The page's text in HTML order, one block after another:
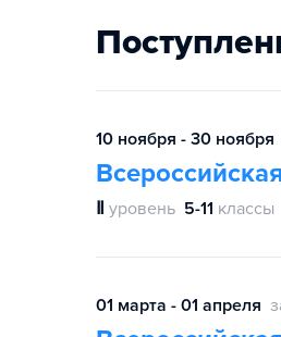
10 ноября - 30 ноября
Ⅱ уровень 5-11 классы
01 марта - 01 апреля